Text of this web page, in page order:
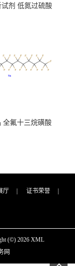
试剂 低氮过硫酸
全氟十三烷磺酸
厅 证书荣誉
(©) 2026 XML
网